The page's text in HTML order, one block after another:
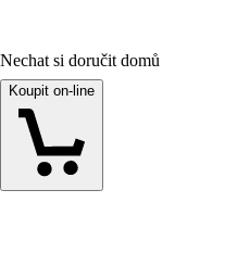
Nechat si doručit domů
Koupit on-line